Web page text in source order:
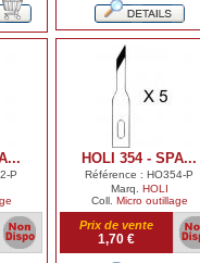
P
HOLI 354 - SPA...
Référence : HO354-P
Marq. HOLI
Coll. Micro outillage
Prix de vente
1,70 €